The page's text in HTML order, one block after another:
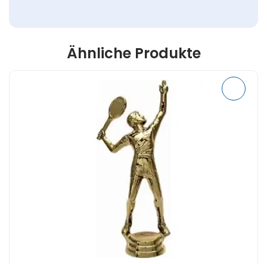
Ähnliche Produkte